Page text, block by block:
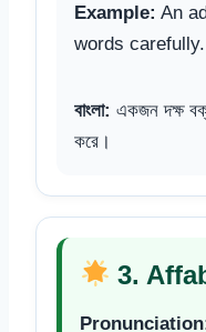
Example: An
words carefully.
বাংলা: একজন দক্ষ
করে।
3.